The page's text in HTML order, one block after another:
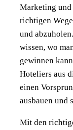
Marketing und
richtigen
und
wissen, wo
gewinnen
Hoteliers aus
einen
ausbauen und
Mit den